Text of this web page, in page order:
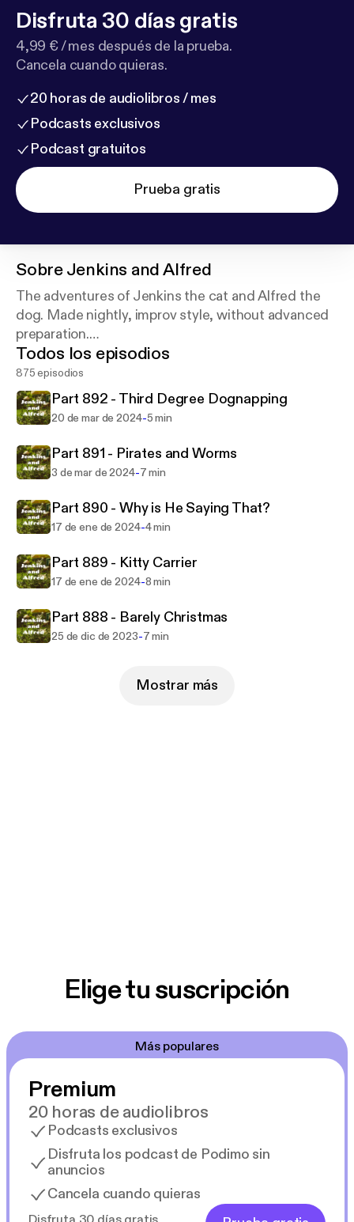
Disfruta 30 días gratis
4,99 € / mes después de la prueba.
Cancela cuando quieras.
20 horas de audiolibros / mes
Podcasts exclusivos
Podcast gratuitos
Prueba gratis
SobreJenkins and Alfred
The adventures of Jenkins the cat and Alfred the
dog. Made nightly, improv style, without advanced
preparation.
Cover art photo provided by Martin Knize
Todos los episodios
875 episodios
Part 892 - Third Degree Dognapping
20 de mar de 2024-5 min
Part 891 - Pirates and Worms
3 de mar de 2024-7 min
Part 890 - Why is He Saying That?
17 de ene de 2024-4 min
Part 889 - Kitty Carrier
17 de ene de 2024-8 min
Part 888 - Barely Christmas
25 de dic de 2023-7 min
Mostrar más
Elige tu suscripción
Más populares
Premium
20 horas de audiolibros
Podcasts exclusivos
Disfruta los podcast de Podimo sin
anuncios
Cancela cuando quieras